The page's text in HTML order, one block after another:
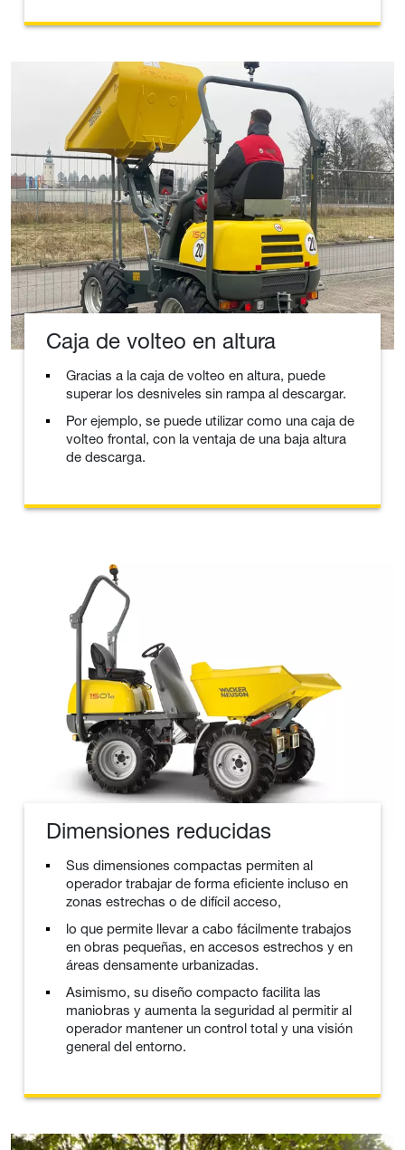
Caja de volteo en altura
Gracias a la caja de volteo en altura, puede
superar los desniveles sin rampa al descargar.
Por ejemplo, se puede utilizar como una caja de
volteo frontal, con la ventaja de una baja altura
de descarga.
Dimensiones reducidas
Sus dimensiones compactas permiten al
operador trabajar de forma eficiente incluso en
zonas estrechas o de difícil acceso,
lo que permite llevar a cabo fácilmente trabajos
en obras pequeñas, en accesos estrechos y en
áreas densamente urbanizadas.
Asimismo, su diseño compacto facilita las
maniobras y aumenta la seguridad al permitir al
operador mantener un control total y una visión
general del entorno.